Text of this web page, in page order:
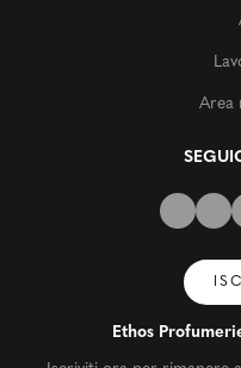
Area
Ethos